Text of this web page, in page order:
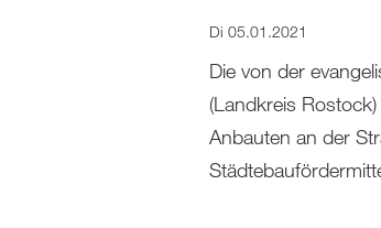
Di 05.01.2021
Die von der
(Landkreis
Anbauten an der